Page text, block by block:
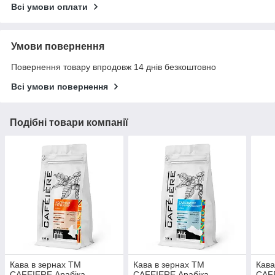
Всі умови оплати
Умови повернення
Повернення товару впродовж 14 днів безкоштовно
Всі умови повернення
Подібні товари компанії
Кава в зернах ТМ
Кава в зернах ТМ